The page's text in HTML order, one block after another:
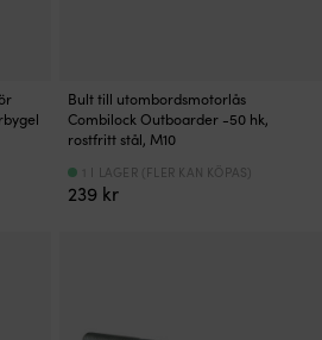
Bult till utombordsmotorlås
Combilock Outboarder -50 hk,
rostfritt stål, M10
239 kr
1 I LAGER (FLER KAN KÖPAS)